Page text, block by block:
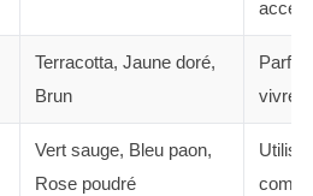
Terracotta, Jaune doré,
Brun
vivre
Vert sauge, Bleu paon,
Rose poudré